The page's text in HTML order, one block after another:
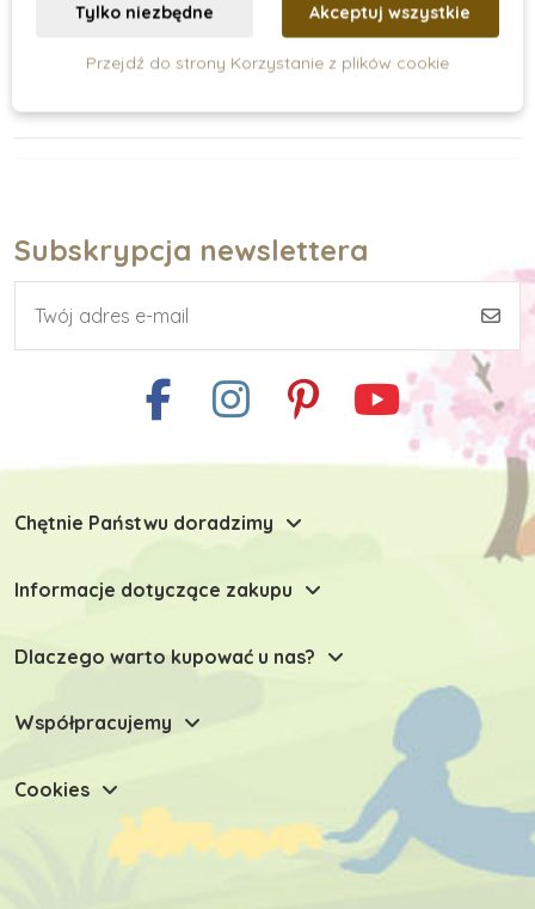
Dodaj do koszyka
Subskrypcja newslettera
Chętnie Państwu doradzimy
Informacje dotyczące zakupu
Dlaczego warto kupować u nas?
Współpracujemy
Cookies
Tylko niezbędne Akceptuj wszystkie
Przejdź do strony Korzystanie z plików cookie